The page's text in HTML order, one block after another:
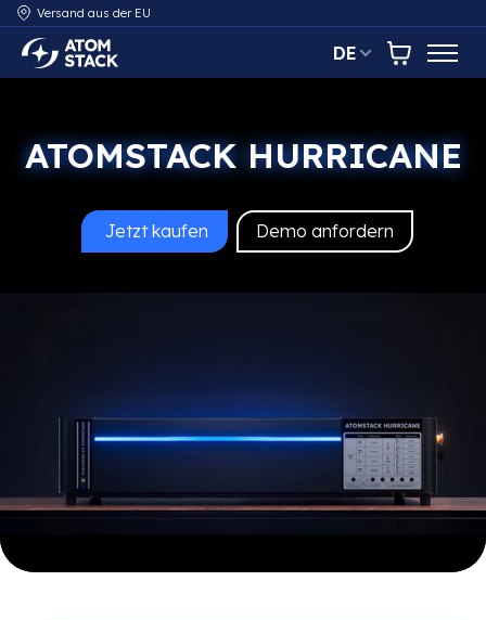
Versand aus der EU
AtomStack Europe DE
ATOMSTACK HURRICANE
AtomStack Hurricane
Jetzt kaufen Demo anfordern